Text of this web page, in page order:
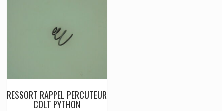
RESSORT RAPPEL PERCUTEUR
COLT PYTHON